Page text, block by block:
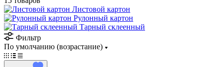
Листовой картон
Рулонный картон
Тарный склеенный
Фильтр
По умолчанию (возрастание)